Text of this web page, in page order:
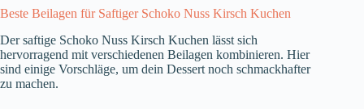
Beste Beilagen für Saftiger Schoko Nuss Kirsch Kuchen
Der saftige Schoko Nuss Kirsch Kuchen lässt sich
hervorragend mit verschiedenen Beilagen kombinieren. Hier
sind einige Vorschläge, um dein Dessert noch schmackhafter
zu machen.